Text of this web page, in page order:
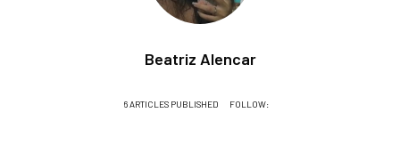
Beatriz Alencar
6 ARTICLES PUBLISHED FOLLOW: